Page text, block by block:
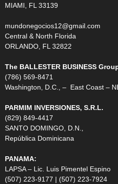
MIAMI, FL 33139
mundonegocios12@gmail.com
Central & North Florida
ORLANDO, FL 32822
The BALLESTER BUSINESS
(786) 569-8471
Washington, D.C., – East Coast –
PARMIM INVERSIONES, S.R.L.
(829) 849-4417
SANTO DOMINGO, D.N.,
República Dominicana
PANAMA:
LAPSA – Lic. Luis Pimentel Espino
(507) 223-9177 | (507) 223-7924